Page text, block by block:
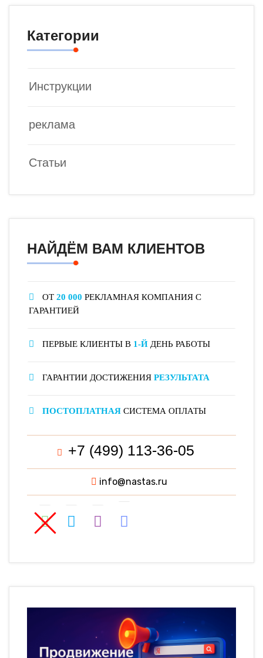
Категории
Инструкции
реклама
Статьи
НАЙДЁМ ВАМ КЛИЕНТОВ
ОТ 20 000 РЕКЛАМНАЯ КОМПАНИЯ С
ГАРАНТИЕЙ
ПЕРВЫЕ КЛИЕНТЫ В 1-Й ДЕНЬ РАБОТЫ
ГАРАНТИИ ДОСТИЖЕНИЯ РЕЗУЛЬТАТА
ПОСТОПЛАТНАЯ СИСТЕМА ОПЛАТЫ
+7 (499) 113-36-05
info@nastas.ru